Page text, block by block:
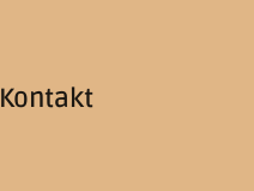
Kontakt